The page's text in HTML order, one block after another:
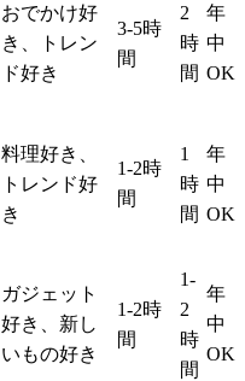
おでかけ好
き、トレン
ド好き
3-5時
間
2
時
間
年
中
OK
料理好き、
トレンド好
き
1-2時
間
1
時
間
年
中
OK
ガジェット
好き、新し
いもの好き
1-2時
間
1-
2
時
間
年
中
OK